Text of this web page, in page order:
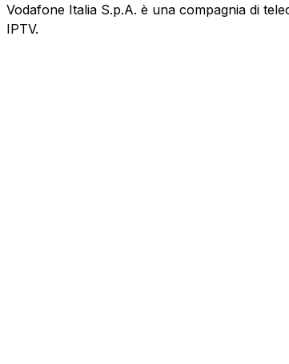
Vodafone Italia S.p.A. è una compagnia di
IPTV.